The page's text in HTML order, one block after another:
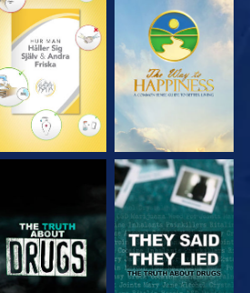
TITTA TITTA
TITTA TITTA